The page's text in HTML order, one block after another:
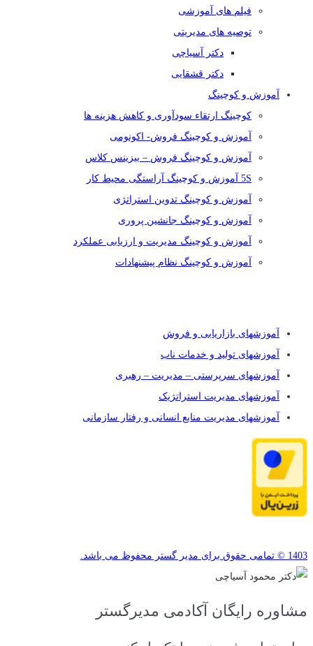
فیلم های آموزشی
توصیه های مدیریتی
دکتر آسیاچی
دکتر قشقایی
آموزش و کوچینگ
کوچینگ ارتقاء سودآوری و کاهش هزینه ها
آموزش و کوچینگ فروش- اکونومی
آموزش و کوچینگ فروش – بیزینس کلاس
5S آموزش و کوچینگ آراستگی محیط کار
آموزش و کوچینگ تدوین استراتژی
آموزش و کوچینگ جانشین پروری
آموزش و کوچینگ مدیریت و ارزیابی عملکرد
آموزش و کوچینگ نظام پیشنهادات
آموزشهای بازاریابی و فروش
آموزشهای تولید و خدمات ناب
آموزشهای سرپرستی – مدیریت – رهبری
آموزشهای مدیریت استراتژیک
آموزشهای مدیریت منابع انسانی و رفتار سازمانی
1403 © تمامی حقوق برای مدیر گستر محفوظ می باشد.
مشاوره رایگان آکادمی مدیرگستر